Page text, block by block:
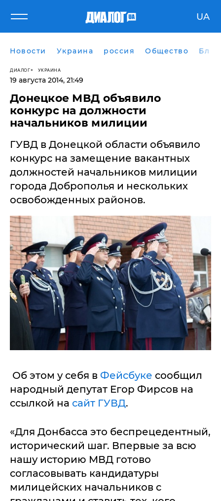
UA
Новости Украина россия Общество
ДИАЛОГ УКРАИНА
19 августа 2014, 21:49
Донецкое МВД объявило
конкурс на должности
начальников милиции
​ГУВД в Донецкой области объявило
конкурс на замещение вакантных
должностей начальников милиции
города Доброполья и нескольких
освобожденных районов.
Об этом у себя в Фейсбуке сообщил
народный депутат Егор Фирсов на
ссылкой на сайт ГУВД.
«Для Донбасса это беспрецедентный,
исторический шаг. Впервые за всю
нашу историю МВД готово
согласовывать кандидатуры
милицейских начальников с